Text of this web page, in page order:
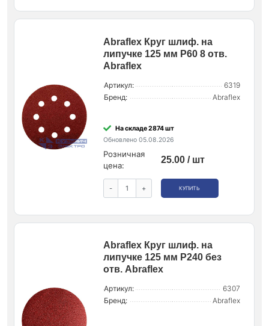
Abraflex Круг шлиф. на
липучке 125 мм P60 8 отв.
Abraflex
Артикул:
6319
Бренд:
Abraflex
На складе 2874 шт
Обновлено 05.08.2026
Розничная
цена:
25.00 / шт
- + КУПИТЬ
Abraflex Круг шлиф. на
липучке 125 мм P240 без
отв. Abraflex
Артикул:
6307
Бренд:
Abraflex